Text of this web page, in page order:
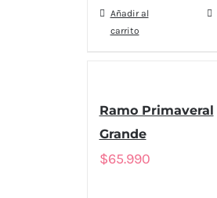
Añadir al
carrito
Ramo Primaveral
Grande
$65.990